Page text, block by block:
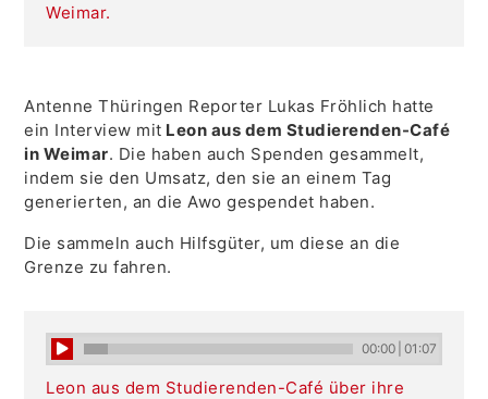
Weimar.
Antenne Thüringen Reporter Lukas Fröhlich hatte
ein Interview mit Leon aus dem Studierenden-Café
in Weimar. Die haben auch Spenden gesammelt,
indem sie den Umsatz, den sie an einem Tag
generierten, an die Awo gespendet haben.
Die sammeln auch Hilfsgüter, um diese an die
Grenze zu fahren.
00:00 01:07
Leon aus dem Studierenden-Café über ihre